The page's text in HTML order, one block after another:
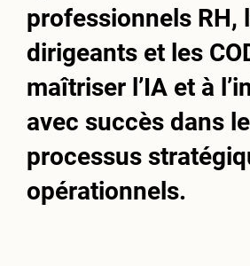
professionnels RH,
dirigeants et les
maîtriser l’IA et à
avec succès dans
processus
opérationnels.